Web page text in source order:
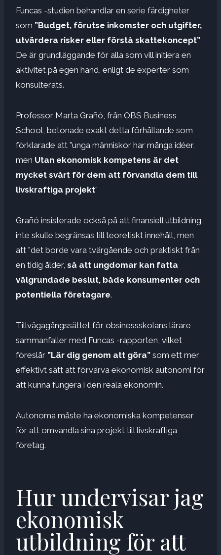
Funcas -studien behandlar en serie färdigheter
som ”Budget, förutse inkomster och utgifter,
utvärdera risker eller förstå skattekoncept”
De är grundläggande för alla som vill initiera en
aktivitet på egen hand, enligt de experter som
konsulterats.
Professor Marta Grañó, från OBS Business
School, betonade exakt detta förhållande som
förklarade att ”unga människor har många idéer,
men Utan ekonomisk kompetens är det
mycket svårt för dem att förvandla dem till
livskraftiga projekt”
Grañó insisterade också på att finansiell utbildning
inte skulle begränsas till teoretiskt innehåll, men
att ”det borde vara tvärgående och praktiskt från
en tidig ålder, så att ungdomar kan fatta
välgrundade beslut, både konsumenter och
potentiella företagare.
Tillvägagångssättet för obsinessskolans lärare
sammanfaller med Funcas -rapporten, vilket
föreslår ”Lär dig genom att göra” som ett mer
effektivt sätt att förvärva ekonomisk autonomi för
att kunna fungera i den reala ekonomin.
Autonoma måste ha ekonomiska kompetenser
för att omvandla sina projekt till livskraftiga
företag.
Hur undervisar jag
ekonomisk
utbildning för att